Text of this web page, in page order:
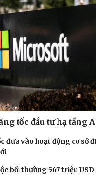
tốc đầu tư hạ tầng
đưa vào hoạt động cơ sở
bồi thường 567 triệu